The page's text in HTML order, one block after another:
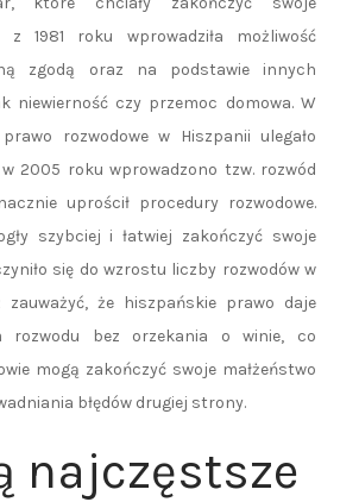
z 1981 roku wprowadziła możliwość
zgodą oraz na podstawie innych
niewierność czy przemoc domowa. W
rozwodowe w Hiszpanii ulegało
2005 roku wprowadzono tzw. rozwód
uprościł procedury rozwodowe.
szybciej i łatwiej zakończyć swoje
się do wzrostu liczby rozwodów w
zauważyć, że hiszpańskie prawo daje
rozwodu bez orzekania o winie, co
mogą zakończyć swoje małżeństwo
błędów drugiej strony.
najczęstsze